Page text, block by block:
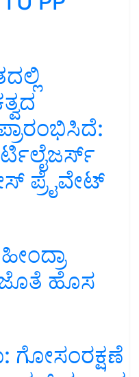
ಪ್ರೈವೇಟ್
ಹೊಸ
ಗೋಸಂರಕ್ಷಣೆ